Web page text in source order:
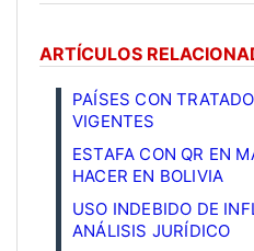
ARTÍCULOS
PAÍSES CON
VIGENTES
ESTAFA CON QR EN
HACER EN BOLIVIA
USO INDEBIDO DE
ANÁLISIS JURÍDICO